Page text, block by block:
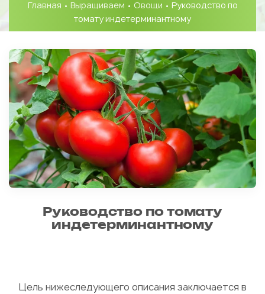
Главная • Выращиваем • Овощи • Руководство по
томату индетерминантному
Руководство по томату
индетерминантному
Цель нижеследующего описания заключается в